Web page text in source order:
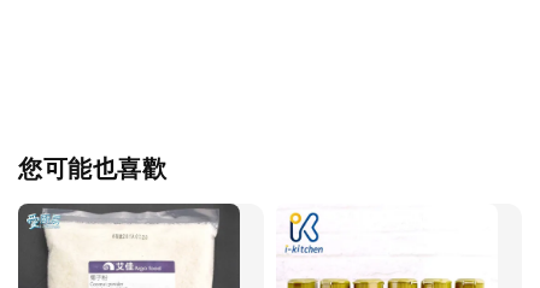
您可能也喜歡